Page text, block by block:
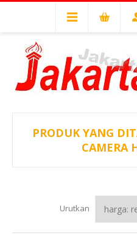
PRODUK YANG
CAMERA
Urutkan